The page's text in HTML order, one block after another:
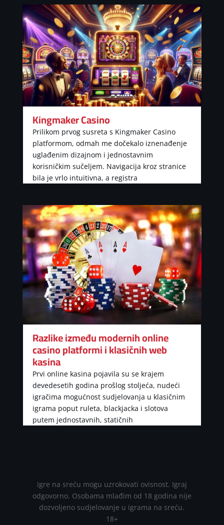
Kingmaker Casino
Prilikom prvog susreta s Kingmaker Casino
platformom, odmah me dočekalo iznenađenje
uglađenim dizajnom i jednostavnim
korisničkim sučeljem. Navigacija kroz stranice
bila je vrlo intuitivna, a registra
Razlike između modernih online
casino platformi i klasičnih web
kasina
Prvi online kasina pojavila su se krajem
devedesetih godina prošlog stoljeća, nudeći
igračima mogućnost sudjelovanja u klasičnim
igrama poput ruleta, blackjacka i slotova
putem jednostavnih, statičnih
Igre na sreću mogu uzrokovati ovisnost. Igraj
odgovorno. Osobama mlađim od 18 godina nije
dozvoljeno sudjelovanje u igrama na sreću.
18+